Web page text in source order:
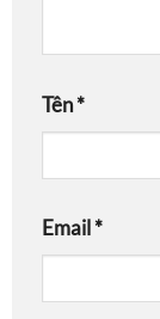
Tên*
Email*